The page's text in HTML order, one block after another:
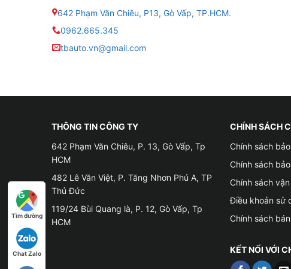
Địa điểm lắp
642 Phạm Văn Chiêu, P13, Gò Vấp, TP.HCM.
0962.665.345
tbauto.vn@gmail.com
THÔNG TIN CÔNG TY
642 Phạm Văn Chiêu, P. 13, Gò Vấp, Tp
HCM
482 Lê Văn Việt, P. Tăng Nhơn Phú A, TP
Thủ Đức
119/24 Bùi Quang là, P. 12, Gò Vấp, Tp
HCM
CHÍNH SÁCH
Chính sách
Chính sách
Chính sách
Điều khoản sử
Chính sách
KẾT NỐI VỚI
Tìm đường
Chat Zalo